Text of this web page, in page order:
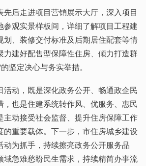
先后走进项目营销展示大厅，深入项目
参观实景样板间，详细了解项目工程建
划、装修交付标准及后期居住配套等情
力建好配售型保障性住房、倾力打造群
坚定决心与务实举措。
活动，既是深化政务公开、畅通政企民
，也是住建系统转作风、优服务、惠民
主动接受社会监督、提升住房保障工作
的重要载体。下一步，市住房城乡建设
动为抓手，持续擦亮政务公开服务品
域急难愁盼民生需求，持续精简办事流